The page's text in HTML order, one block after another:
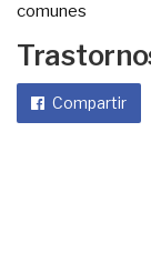
comunes
Compartir